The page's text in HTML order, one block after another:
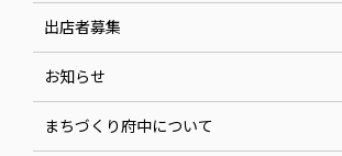
出店者募集
お知らせ
まちづくり府中について